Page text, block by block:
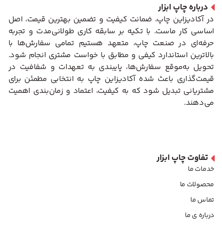
درباره چاپ ابزار
در آکادیزاین چاپ، ضمانت کیفیت و تضمین بهترین قیمت، اصل
اساسی کار ماست. با تکیه بر سابقه کاری طولانی‌مدت و تجربه
حرفه‌ای در صنعت چاپ، متعهد هستیم تمامی سفارش‌ها با
بالاترین استاندارد کیفی و مطابق با خواست مشتری انجام شود.
تحویل به‌موقع سفارش‌ها، پایبندی به تعهدات و شفافیت در
قیمت‌گذاری باعث شده آکادیزاین چاپ به انتخابی مطمئن برای
مشتریانی تبدیل شود که به کیفیت، اعتماد و زمان‌بندی اهمیت
می‌دهند.
تفاوت چاپ ابزار
خدمات ما
محصولات ما
تماس ما
درباره ی ما